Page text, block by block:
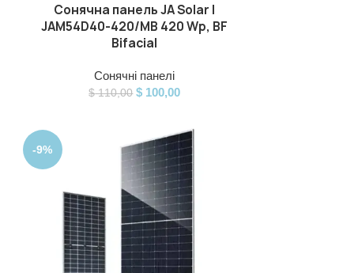
ДОДАТИ В КОШИК
Сонячна панель JA Solar |
JAM54D40-420/MB 420 Wp, BF
Bifacial
Сонячні панелі
$110,00 $ 100,00
-9%